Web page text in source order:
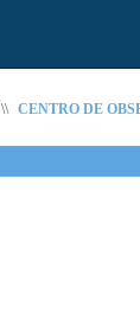
\\ CENTRO DE